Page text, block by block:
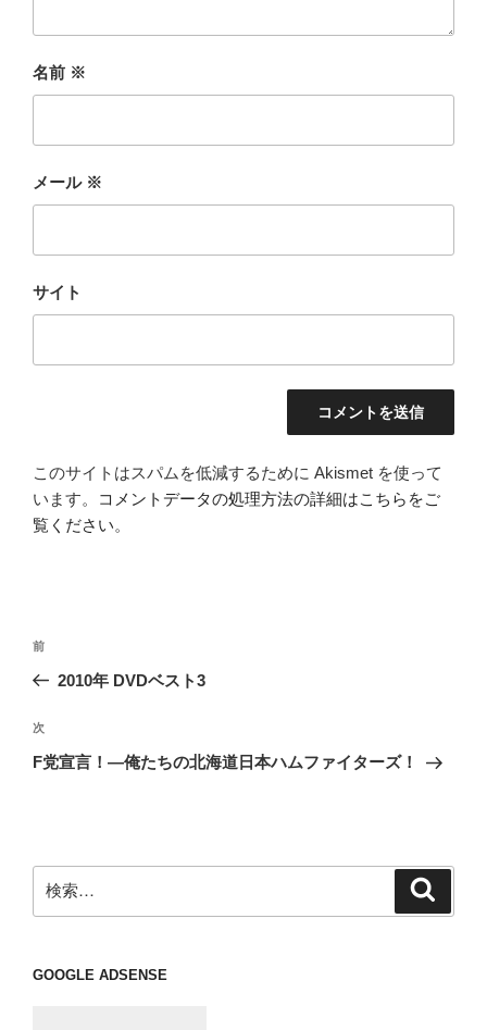
名前 ※
メール ※
サイト
このサイトはスパムを低減するために Akismet を使って
います。
コメントデータの処理方法の詳細はこちらをご
覧ください。
投
ビ
ゲ
ン
前
の
稿
前
2010年 DVDベスト3
次
の
次
F党宣言！—俺たちの北海道日本ハムファイターズ！
索:
GOOGLE ADSENSE